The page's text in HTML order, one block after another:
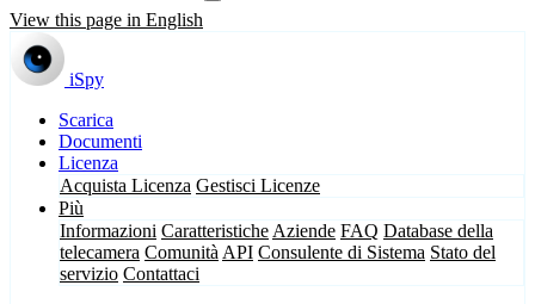
View this page in English
iSpy
Scarica
Documenti
Licenza
Acquista Licenza Gestisci Licenze
Più
Informazioni Caratteristiche Aziende FAQ Database della
telecamera Comunità API Consulente di Sistema Stato del
servizio Contattaci